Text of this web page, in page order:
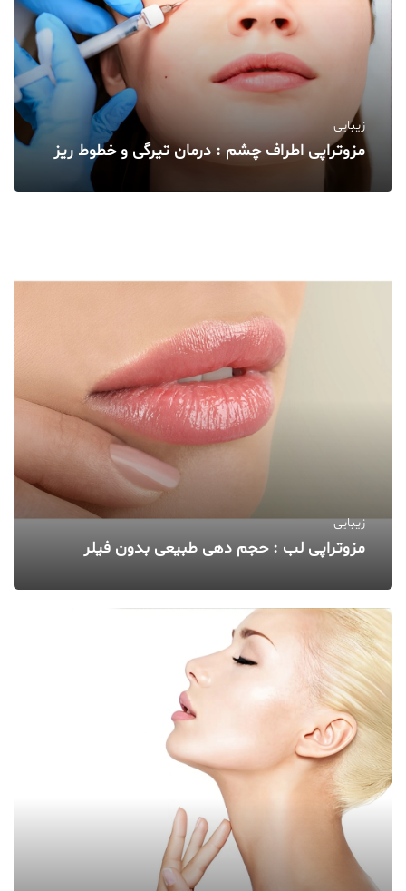
زیبایی
مزوتراپی اطراف چشم : درمان تیرگی و خطوط ریز
زیبایی
مزوتراپی لب : حجم‌ دهی طبیعی بدون فیلر